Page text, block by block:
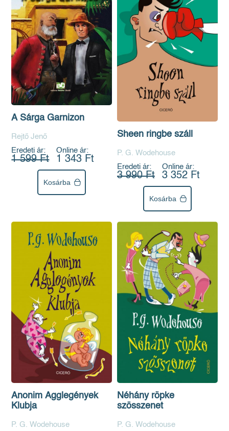
A Sárga Garnizon
Rejtő Jenő
Eredeti ár:
1 599 Ft
Online ár:
1 343 Ft
Kosárba
Sheen ringbe száll
P. G. Wodehouse
Eredeti ár:
3 990 Ft
Online ár:
3 352 Ft
Kosárba
Anonim Agglegények
Klubja
P. G. Wodehouse
Néhány röpke
szösszenet
P. G. Wodehouse